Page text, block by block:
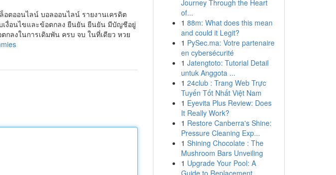
ตออนไลน์ บอลออนไลน์ รายงานเครดิต
เงื่อนไขและข้อตกลง ยืนยัน ยืนยัน มีบัญชีอยู่
ลงในการเดิมพัน ครบ จบ ในที่เดียว หวย
Journey Through the Heart
of...
1 88m: What does this mean
and could it Legit?
1 PySec.ma: Votre partenaire
en cybersécurité
1 Jatengtoto: Tutorial Detail
untuk Anggota ...
1 24club : Trang Web Trực
Tuyến Tốt Nhất Việt Nam
1 Eyevita Plus Review: Does
It Really Work?
1 Restore Canberra's Shine:
Pressure Cleaning Exp...
1 Shining Chocolate : The
Mushroom Bars Unveiling
1 Upgrade Your Pool: A
Guide to Replacement